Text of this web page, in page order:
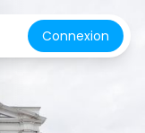
Connexion